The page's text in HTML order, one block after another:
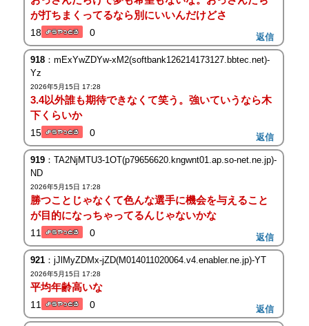
が打ちまくってるなら別にいいんだけどさ
18 0 返信
918：mExYwZDYw-xM2(softbank126214173127.bbtec.net)-
Yz
2026年5月15日 17:28
3.4以外誰も期待できなくて笑う。強いていうなら木
下くらいか
15 0 返信
919：TA2NjMTU3-1OT(p79656620.kngwnt01.ap.so-net.ne.jp)-
ND
2026年5月15日 17:28
勝つことじゃなくて色んな選手に機会を与えること
が目的になっちゃってるんじゃないかな
11 0 返信
921：jJlMyZDMx-jZD(M014011020064.v4.enabler.ne.jp)-YT
2026年5月15日 17:28
平均年齢高いな
11 0 返信